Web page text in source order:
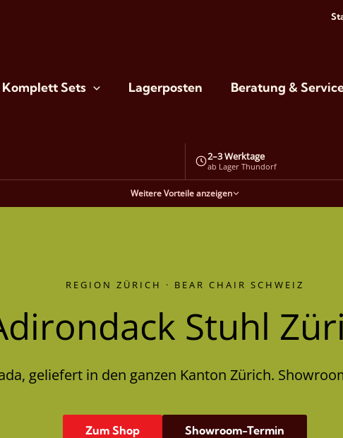
Komplett Sets Lagerposten Beratung &
2–3 Werktage
ab Lager Thundorf
Weitere Vorteile anzeigen
REGION ZÜRICH · BEAR CHAIR SCHWEIZ
Stuhl
geliefert in den ganzen Kanton Zürich.
Zum Shop Showroom-Termin